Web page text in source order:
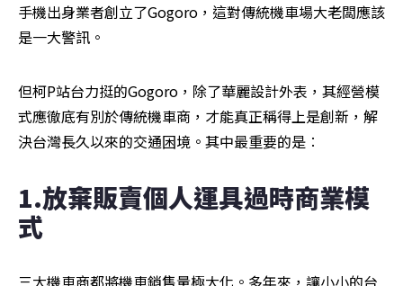
手機出身業者創立了Gogoro，這對傳統機車場大老闆應該
是一大警訊。
但柯P站台力挺的Gogoro，除了華麗設計外表，其經營模
式應徹底有別於傳統機車商，才能真正稱得上是創新，解
決台灣長久以來的交通困境。其中最重要的是︰
1.放棄販賣個人運具過時商業模
式
三大機車商都將機車銷售量極大化。多年來，讓小小的台